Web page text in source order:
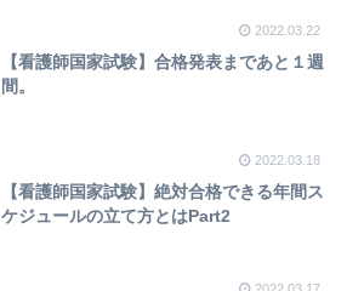
2022.03.22
【看護師国家試験】合格発表まであと１週
間。
2022.03.18
【看護師国家試験】絶対合格できる年間ス
ケジュールの立て方とはPart2